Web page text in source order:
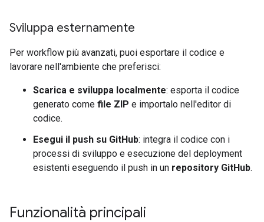
Sviluppa esternamente
Per workflow più avanzati, puoi esportare il codice e
lavorare nell'ambiente che preferisci:
Scarica e sviluppa localmente: esporta il codice
generato come file ZIP e importalo nell'editor di
codice.
Esegui il push su GitHub: integra il codice con i
processi di sviluppo e esecuzione del deployment
esistenti eseguendo il push in un repository GitHub.
Funzionalità principali